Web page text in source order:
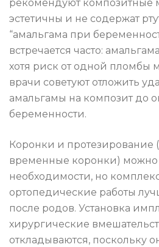
рекомендуют композитные
эстетичны и не содержат
“амальгама при
встречается часто:
хотя риск от одной пломбы
врачи советуют отложить
амальгамы на композит до
беременности.
Коронки и протезирование
временные коронки) можно
необходимости, но
ортопедические работы
после родов. Установка
хирургические
откладываются, поскольку